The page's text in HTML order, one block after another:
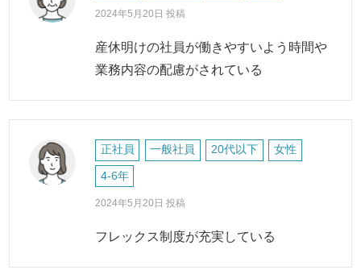
2024年5月20日 投稿
産休明けの社員が働きやすいよう時間や
業務内容の配慮がされている
正社員 一般社員 20代以下 女性
4-6年
2024年5月20日 投稿
フレックス制度が充実している